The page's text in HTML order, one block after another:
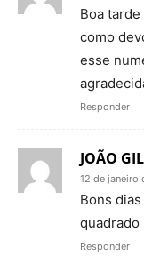
Boa tarde
como
esse
Responder
JOÃO
12 de janeiro
Bons
quadrado
Responder